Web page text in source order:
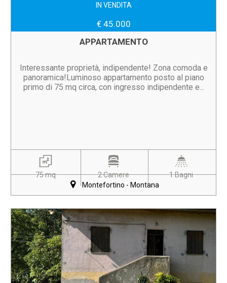
IN VENDITA
€ 45.000
APPARTAMENTO
Interessante proprietà, indipendente! Zona comoda e
panoramica!Luminoso appartamento posto al piano
primo di 75 mq circa, con ingresso indipendente e...
75 mq 2 Camere
1 Bagni
Montefortino - Montana